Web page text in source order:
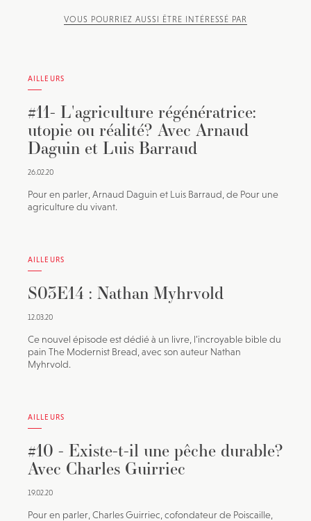
VOUS POURRIEZ AUSSI ÊTRE INTÉRESSÉ PAR
AILLEURS
#11- L'agriculture régénératrice:
utopie ou réalité? Avec Arnaud
Daguin et Luis Barraud
26.02.20
Pour en parler, Arnaud Daguin et Luis Barraud, de Pour une
agriculture du vivant.
AILLEURS
S03E14 : Nathan Myhrvold
12.03.20
Ce nouvel épisode est dédié à un livre, l’incroyable bible du
pain The Modernist Bread, avec son auteur Nathan
Myhrvold.
AILLEURS
#10 - Existe-t-il une pêche durable?
Avec Charles Guirriec
19.02.20
Pour en parler, Charles Guirriec, cofondateur de Poiscaille,